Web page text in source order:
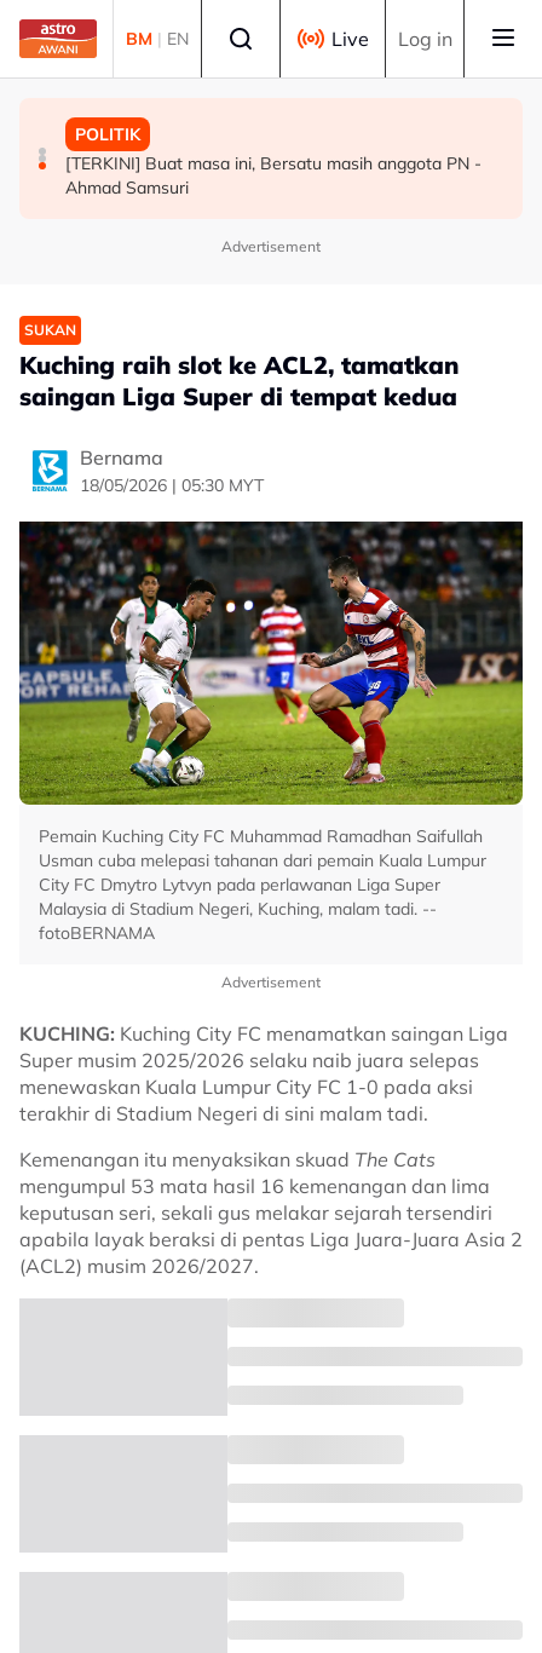
Skip to main content
BM | EN Live Log in
SUKAN
Final Masters Korea: Eksperimen berjaya, beregu
'scratch pair' negara muncul juara!
MALAYSIA
Penjualan aset Felda: Ahmad Shabery bimbang PM
terima maklumat kurang tepat
POLITIK
[TERKINI] Buat masa ini, Bersatu masih anggota PN -
Ahmad Samsuri
Advertisement
SUKAN
Kuching raih slot ke ACL2, tamatkan
saingan Liga Super di tempat kedua
Bernama
18/05/2026 | 05:30 MYT
Pemain Kuching City FC Muhammad Ramadhan Saifullah
Usman cuba melepasi tahanan dari pemain Kuala Lumpur
City FC Dmytro Lytvyn pada perlawanan Liga Super
Malaysia di Stadium Negeri, Kuching, malam tadi. --
fotoBERNAMA
Advertisement
KUCHING: Kuching City FC menamatkan saingan Liga
Super musim 2025/2026 selaku naib juara selepas
menewaskan Kuala Lumpur City FC 1-0 pada aksi
terakhir di Stadium Negeri di sini malam tadi.
Kemenangan itu menyaksikan skuad The Cats
mengumpul 53 mata hasil 16 kemenangan dan lima
keputusan seri, sekali gus melakar sejarah tersendiri
apabila layak beraksi di pentas Liga Juara-Juara Asia 2
(ACL2) musim 2026/2027.